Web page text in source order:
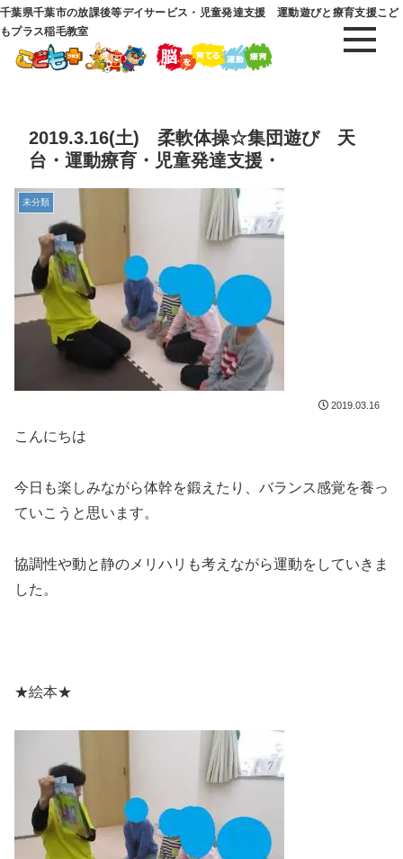
千葉県千葉市の放課後等デイサービス・児童発達支援 運動遊びと療育支援こど
もプラス稲毛教室
2019.3.16(土) 柔軟体操☆集団遊び 天
台・運動療育・児童発達支援・
未分類
2019.03.16
こんにちは
今日も楽しみながら体幹を鍛えたり、バランス感覚を養っ
ていこうと思います。
協調性や動と静のメリハリも考えながら運動をしていきま
した。
★絵本★